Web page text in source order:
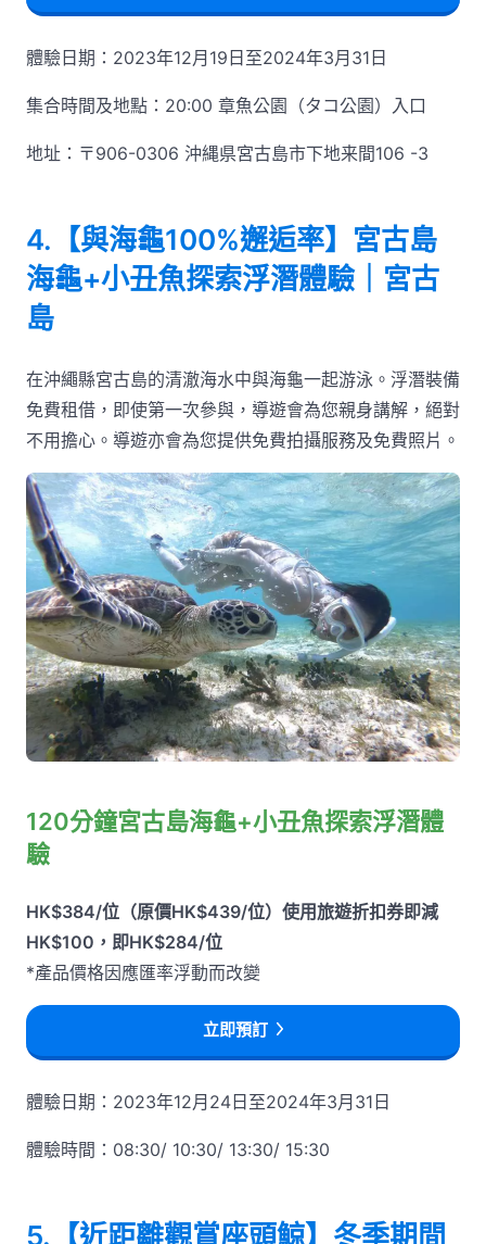
體驗日期：2023年12月19日至2024年3月31日
集合時間及地點：20:00 章魚公園（タコ公園）入口
地址：〒906-0306 沖縄県宮古島市下地来間106 -3
4.【與海龜100%邂逅率】宮古島
海龜+小丑魚探索浮潛體驗｜宮古
島
在沖繩縣宮古島的清澈海水中與海龜一起游泳。浮潛裝備
免費租借，即使第一次參與，導遊會為您親身講解，絕對
不用擔心。導遊亦會為您提供免費拍攝服務及免費照片。
120分鐘宮古島海龜+小丑魚探索浮潛體
驗
HK$384/位（原價HK$439/位）使用旅遊折扣券即減
HK$100，即HK$284/位
*產品價格因應匯率浮動而改變
立即預訂
體驗日期：2023年12月24日至2024年3月31日
體驗時間：08:30/ 10:30/ 13:30/ 15:30
5.【近距離觀賞座頭鯨】冬季期間